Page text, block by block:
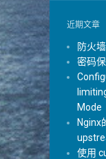
近期文章
防火
密码
Mode
Nginx
使用